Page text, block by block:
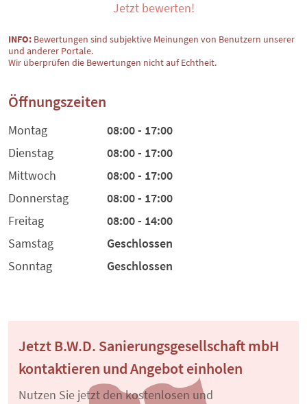
Jetzt bewerten!
INFO: Bewertungen sind subjektive Meinungen von Benutzern unserer
und anderer Portale.
Wir überprüfen die Bewertungen nicht auf Echtheit.
Öffnungszeiten
Montag
08:00 - 17:00
Dienstag
08:00 - 17:00
Mittwoch
08:00 - 17:00
Donnerstag
08:00 - 17:00
Freitag
08:00 - 14:00
Samstag
Geschlossen
Sonntag
Geschlossen
Jetzt B.W.D. Sanierungsgesellschaft mbH
kontaktieren und Angebot einholen
Nutzen Sie jetzt den kostenlosen und